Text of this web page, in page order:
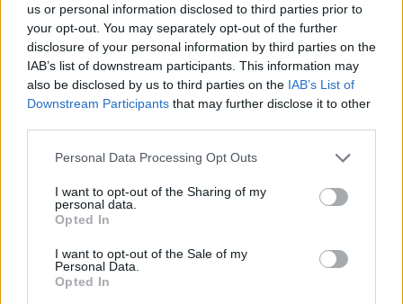
us or personal information disclosed to third parties prior to
your opt-out. You may separately opt-out of the further
disclosure of your personal information by third parties on the
IAB’s list of downstream participants. This information may
also be disclosed by us to third parties on the IAB’s List of
Downstream Participants that may further disclose it to other
Personal Data Processing Opt Outs
I want to opt-out of the Sharing of my
personal data.
Opted In
I want to opt-out of the Sale of my
Personal Data.
Opted In
egyhangú egyetértése. Az uniós csúcson ugyanis
Orbán Viktor magyar miniszterelnök a 26 tagállam
támogatása ellenében vétózta meg a csomagot.
Több politikus szerint a karácsonyi szünet után
rukkolhatnak elő a megoldásukkal – írja a
Politico.
Miután múlt péntek hajnalban az EU-csúcson Orbán Viktor
magyar miniszterelnök megvétózta a javaslatot, hogy az
uniós közös költségvetésből 50 milliárd eurót küldjenek
hogy egy új alapot hoznak létre a célra és megkerülik
Magyarországot. Annak ellenére, hogy Magyarország